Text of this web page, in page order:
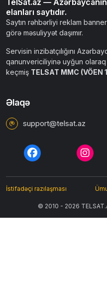
elanları saytıdır.
Saytın rəhbərliyi reklam
görə məsuliyyət daşımır.
Servisin inzibatçılığını
qanunvericiliyinə uyğun olaraq
keçmiş TELSAT MMC (VÖEN
Əlaqə
support@telsat.az
© 2010 - 2026
İstifadəçi razılaşması